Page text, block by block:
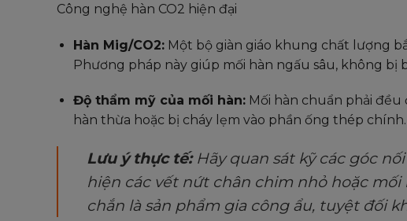
Công nghệ hàn CO2 hiện đại
Hàn Mig/CO2:Một bộ giàn giáo khung chất lượng
Phương pháp này giúp mối hàn ngấu sâu, không
Độ thẩm mỹ của mối hàn:Mối hàn chuẩn phải đều
hàn thừa hoặc bị cháy lẹm vào phần ống thép chính.
Lưu ý thực tế:Hãy quan sát kỹ các góc
hiện các vết nứt chân chim nhỏ hoặc mối
chắn là sản phẩm gia công ẩu, tuyệt đối